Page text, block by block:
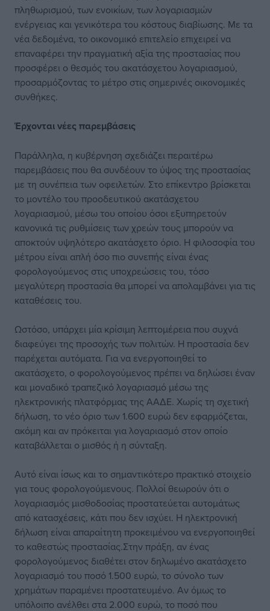
πληθωρισμού, των ενοικίων, των λογαριασμών
ενέργειας και γενικότερα του κόστους διαβίωσης. Με τα
νέα δεδομένα, το οικονομικό επιτελείο επιχειρεί να
επαναφέρει την πραγματική αξία της προστασίας που
προσφέρει ο θεσμός του ακατάσχετου λογαριασμού,
προσαρμόζοντας το μέτρο στις σημερινές οικονομικές
συνθήκες.
Έρχονται νέες παρεμβάσεις
Παράλληλα, η κυβέρνηση σχεδιάζει περαιτέρω
παρεμβάσεις που θα συνδέουν το ύψος της προστασίας
με τη συνέπεια των οφειλετών. Στο επίκεντρο βρίσκεται
το μοντέλο του προοδευτικού ακατάσχετου
λογαριασμού, μέσω του οποίου όσοι εξυπηρετούν
κανονικά τις ρυθμίσεις των χρεών τους μπορούν να
αποκτούν υψηλότερο ακατάσχετο όριο. Η φιλοσοφία του
μέτρου είναι απλή όσο πιο συνεπής είναι ένας
φορολογούμενος στις υποχρεώσεις του, τόσο
μεγαλύτερη προστασία θα μπορεί να απολαμβάνει για τις
καταθέσεις του.
Ωστόσο, υπάρχει μία κρίσιμη λεπτομέρεια που συχνά
διαφεύγει της προσοχής των πολιτών. Η προστασία δεν
παρέχεται αυτόματα. Για να ενεργοποιηθεί το
ακατάσχετο, ο φορολογούμενος πρέπει να δηλώσει έναν
και μοναδικό τραπεζικό λογαριασμό μέσω της
ηλεκτρονικής πλατφόρμας της ΑΑΔΕ. Χωρίς τη σχετική
δήλωση, το νέο όριο των 1.600 ευρώ δεν εφαρμόζεται,
ακόμη και αν πρόκειται για λογαριασμό στον οποίο
καταβάλλεται ο μισθός ή η σύνταξη.
Αυτό είναι ίσως και το σημαντικότερο πρακτικό στοιχείο
για τους φορολογούμενους. Πολλοί θεωρούν ότι ο
λογαριασμός μισθοδοσίας προστατεύεται αυτομάτως
από κατασχέσεις, κάτι που δεν ισχύει. Η ηλεκτρονική
δήλωση είναι απαραίτητη προκειμένου να ενεργοποιηθεί
το καθεστώς προστασίας.Στην πράξη, αν ένας
φορολογούμενος διαθέτει στον δηλωμένο ακατάσχετο
λογαριασμό του ποσό 1.500 ευρώ, το σύνολο των
χρημάτων παραμένει προστατευμένο. Αν όμως το
υπόλοιπο ανέλθει στα 2.000 ευρώ, το ποσό που